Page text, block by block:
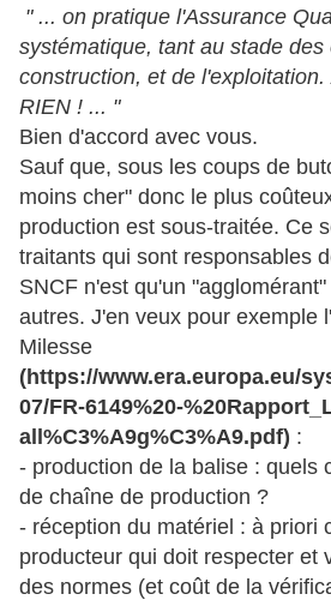
" ... on pratique l'Assurance
systématique, tant au stade des
construction, et de l'exploitation.
RIEN ! ... "
Bien d'accord avec vous.
Sauf que, sous les coups de
moins cher" donc le plus
production est sous-traitée. Ce
traitants qui sont responsables
SNCF n'est qu'un
autres. J'en veux pour exemple
Milesse
(https://www.era.europa.eu/
07/FR-6149%20-
all%C3%A9g%C3%A9.pdf‌) :
- production de la balise : quels
de chaîne de production ?
- réception du matériel : à priori
producteur qui doit respecter et
des normes (et coût de la